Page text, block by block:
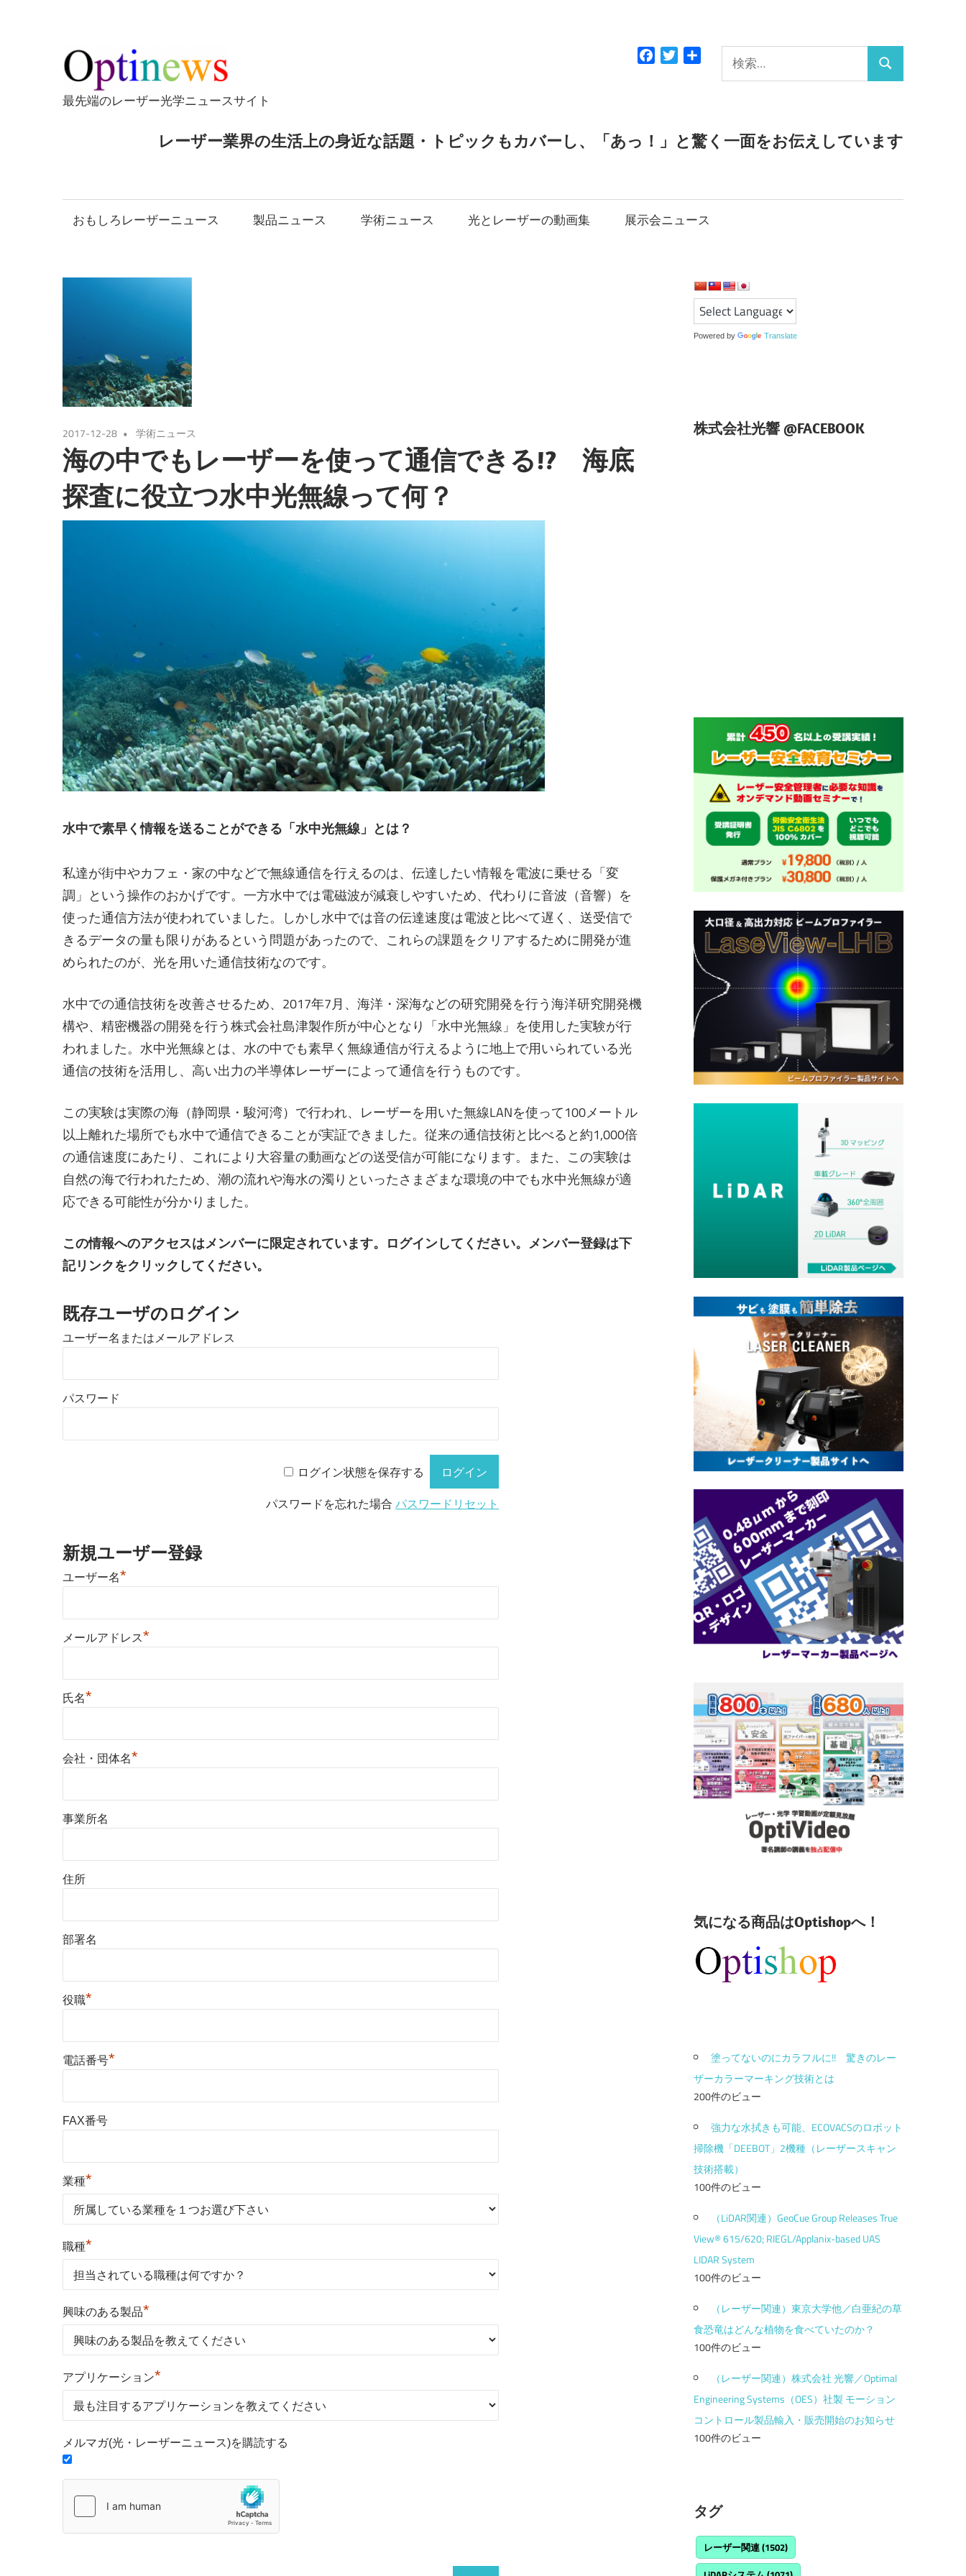
テ
ン
ツ
プ
最先端のレーザー光学ニュースサイト
索:
検
Facebook
Twitter
レーザー業界の生活上の身近な話題・トピックもカバーし、「あっ！」と驚く一面をお伝えしています
おもしろレーザーニュース 製品ニュース 学術ニュース 光とレーザーの動画集 展示会ニュース
2017-12-28 学術ニュース
海の中でもレーザーを使って通信できる!? 海底
探査に役立つ水中光無線って何？
水中で素早く情報を送ることができる「水中光無線」とは？
私達が街中やカフェ・家の中などで無線通信を行えるのは、伝達したい情報を電波に乗せる「変
調」という操作のおかげです。一方水中では電磁波が減衰しやすいため、代わりに音波（音響）を
使った通信方法が使われていました。しかし水中では音の伝達速度は電波と比べて遅く、送受信で
きるデータの量も限りがあるという問題があったので、これらの課題をクリアするために開発が進
められたのが、光を用いた通信技術なのです。
水中での通信技術を改善させるため、2017年7月、海洋・深海などの研究開発を行う海洋研究開発機
構や、精密機器の開発を行う株式会社島津製作所が中心となり「水中光無線」を使用した実験が行
われました。水中光無線とは、水の中でも素早く無線通信が行えるように地上で用いられている光
通信の技術を活用し、高い出力の半導体レーザーによって通信を行うものです。
この実験は実際の海（静岡県・駿河湾）で行われ、レーザーを用いた無線LANを使って100メートル
以上離れた場所でも水中で通信できることが実証できました。従来の通信技術と比べると約1,000倍
の通信速度にあたり、これにより大容量の動画などの送受信が可能になります。また、この実験は
自然の海で行われたため、潮の流れや海水の濁りといったさまざまな環境の中でも水中光無線が適
応できる可能性が分かりました。
この情報へのアクセスはメンバーに限定されています。ログインしてください。メンバー登録は下
記リンクをクリックしてください。
既存ユーザのログイン
ユーザー名またはメールアドレス
パスワード
ログイン状態を保存する
パスワードを忘れた場合パスワードリセット
新規ユーザー登録
ユーザー名*
メールアドレス*
氏名*
会社・団体名*
事業所名
住所
部署名
役職*
電話番号*
FAX番号
業種*
職種*
興味のある製品*
アプリケーション*
メルマガ(光・レーザーニュース)を購読する
Powered by Translate
株式会社光響 @FACEBOOK
気になる商品はOptishopへ！
塗ってないのにカラフルに!! 驚きのレー
ザーカラーマーキング技術とは
200件のビュー
強力な水拭きも可能、ECOVACSのロボット
掃除機「DEEBOT」2機種（レーザースキャン
技術搭載）
100件のビュー
（LiDAR関連）GeoCue Group Releases True
View® 615/620; RIEGL/Applanix-based UAS
LIDAR System
100件のビュー
（レーザー関連）東京大学他／白亜紀の草
食恐竜はどんな植物を食べていたのか？
100件のビュー
（レーザー関連）株式会社 光響／Optimal
Engineering Systems（OES）社製 モーション
コントロール製品輸入・販売開始のお知らせ
100件のビュー
タグ
レーザー関連(1502)